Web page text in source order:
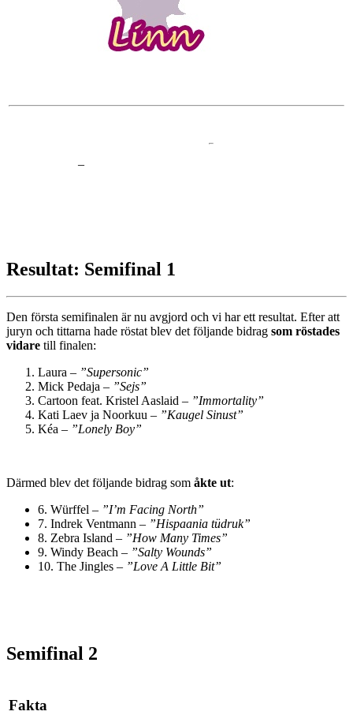
–
Resultat: Semifinal 1
Den första semifinalen är nu avgjord och vi har ett resultat. Efter att
juryn och tittarna hade röstat blev det följande bidrag som röstades
vidare till finalen:
Laura – ”Supersonic”
Mick Pedaja – ”Sejs”
Cartoon feat. Kristel Aaslaid – ”Immortality”
Kati Laev ja Noorkuu – ”Kaugel Sinust”
Kéa – ”Lonely Boy”
Därmed blev det följande bidrag som åkte ut:
6. Würffel – ”I’m Facing North”
7. Indrek Ventmann – ”Hispaania tüdruk”
8. Zebra Island – ”How Many Times”
9. Windy Beach – ”Salty Wounds”
10. The Jingles – ”Love A Little Bit”
Semifinal 2
Fakta